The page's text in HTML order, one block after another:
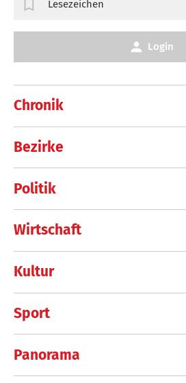
Chronik
Bezirke
Politik
Wirtschaft
Kultur
Sport
Panorama
Lesezeichen
Login